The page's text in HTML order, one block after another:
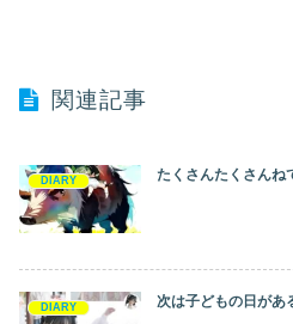
関連記事
DIARY たくさんたくさんね
DIARY 次は子どもの日があ